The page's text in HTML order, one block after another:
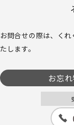
お問合せの際は、くれ
たします。
お忘